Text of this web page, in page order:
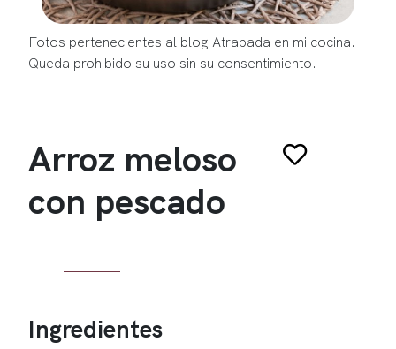
Fotos pertenecientes al blog Atrapada en mi cocina.
Queda prohibido su uso sin su consentimiento.
Arroz meloso
con pescado
Ingredientes